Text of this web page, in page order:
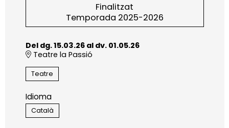
Finalitzat
Temporada 2025-2026
Del dg. 15.03.26al dv. 01.05.26
Teatre la Passió
Teatre
Idioma
Català